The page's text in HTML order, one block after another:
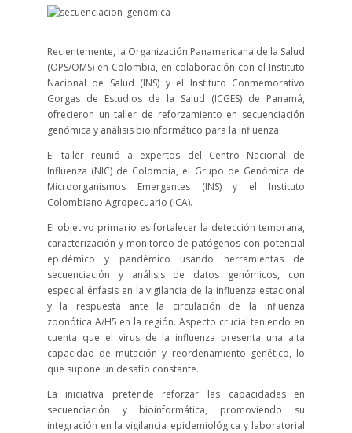
Recientemente, la Organización Panamericana de la Salud
(OPS/OMS) en Colombia, en colaboración con el Instituto
Nacional de Salud (INS) y el Instituto Conmemorativo
Gorgas de Estudios de la Salud (ICGES) de Panamá,
ofrecieron un taller de reforzamiento en secuenciación
genómica y análisis bioinformático para la influenza.
El taller reunió a expertos del Centro Nacional de
Influenza (NIC) de Colombia, el Grupo de Genómica de
Microorganismos Emergentes (INS) y el Instituto
Colombiano Agropecuario (ICA).
El objetivo primario es fortalecer la detección temprana,
caracterización y monitoreo de patógenos con potencial
epidémico y pandémico usando herramientas de
secuenciación y análisis de datos genómicos, con
especial énfasis en la vigilancia de la influenza estacional
y la respuesta ante la circulación de la influenza
zoonótica A/H5 en la región. Aspecto crucial teniendo en
cuenta que el virus de la influenza presenta una alta
capacidad de mutación y reordenamiento genético, lo
que supone un desafío constante.
La iniciativa pretende reforzar las capacidades en
secuenciación y bioinformática, promoviendo su
integración en la vigilancia epidemiológica y laboratorial